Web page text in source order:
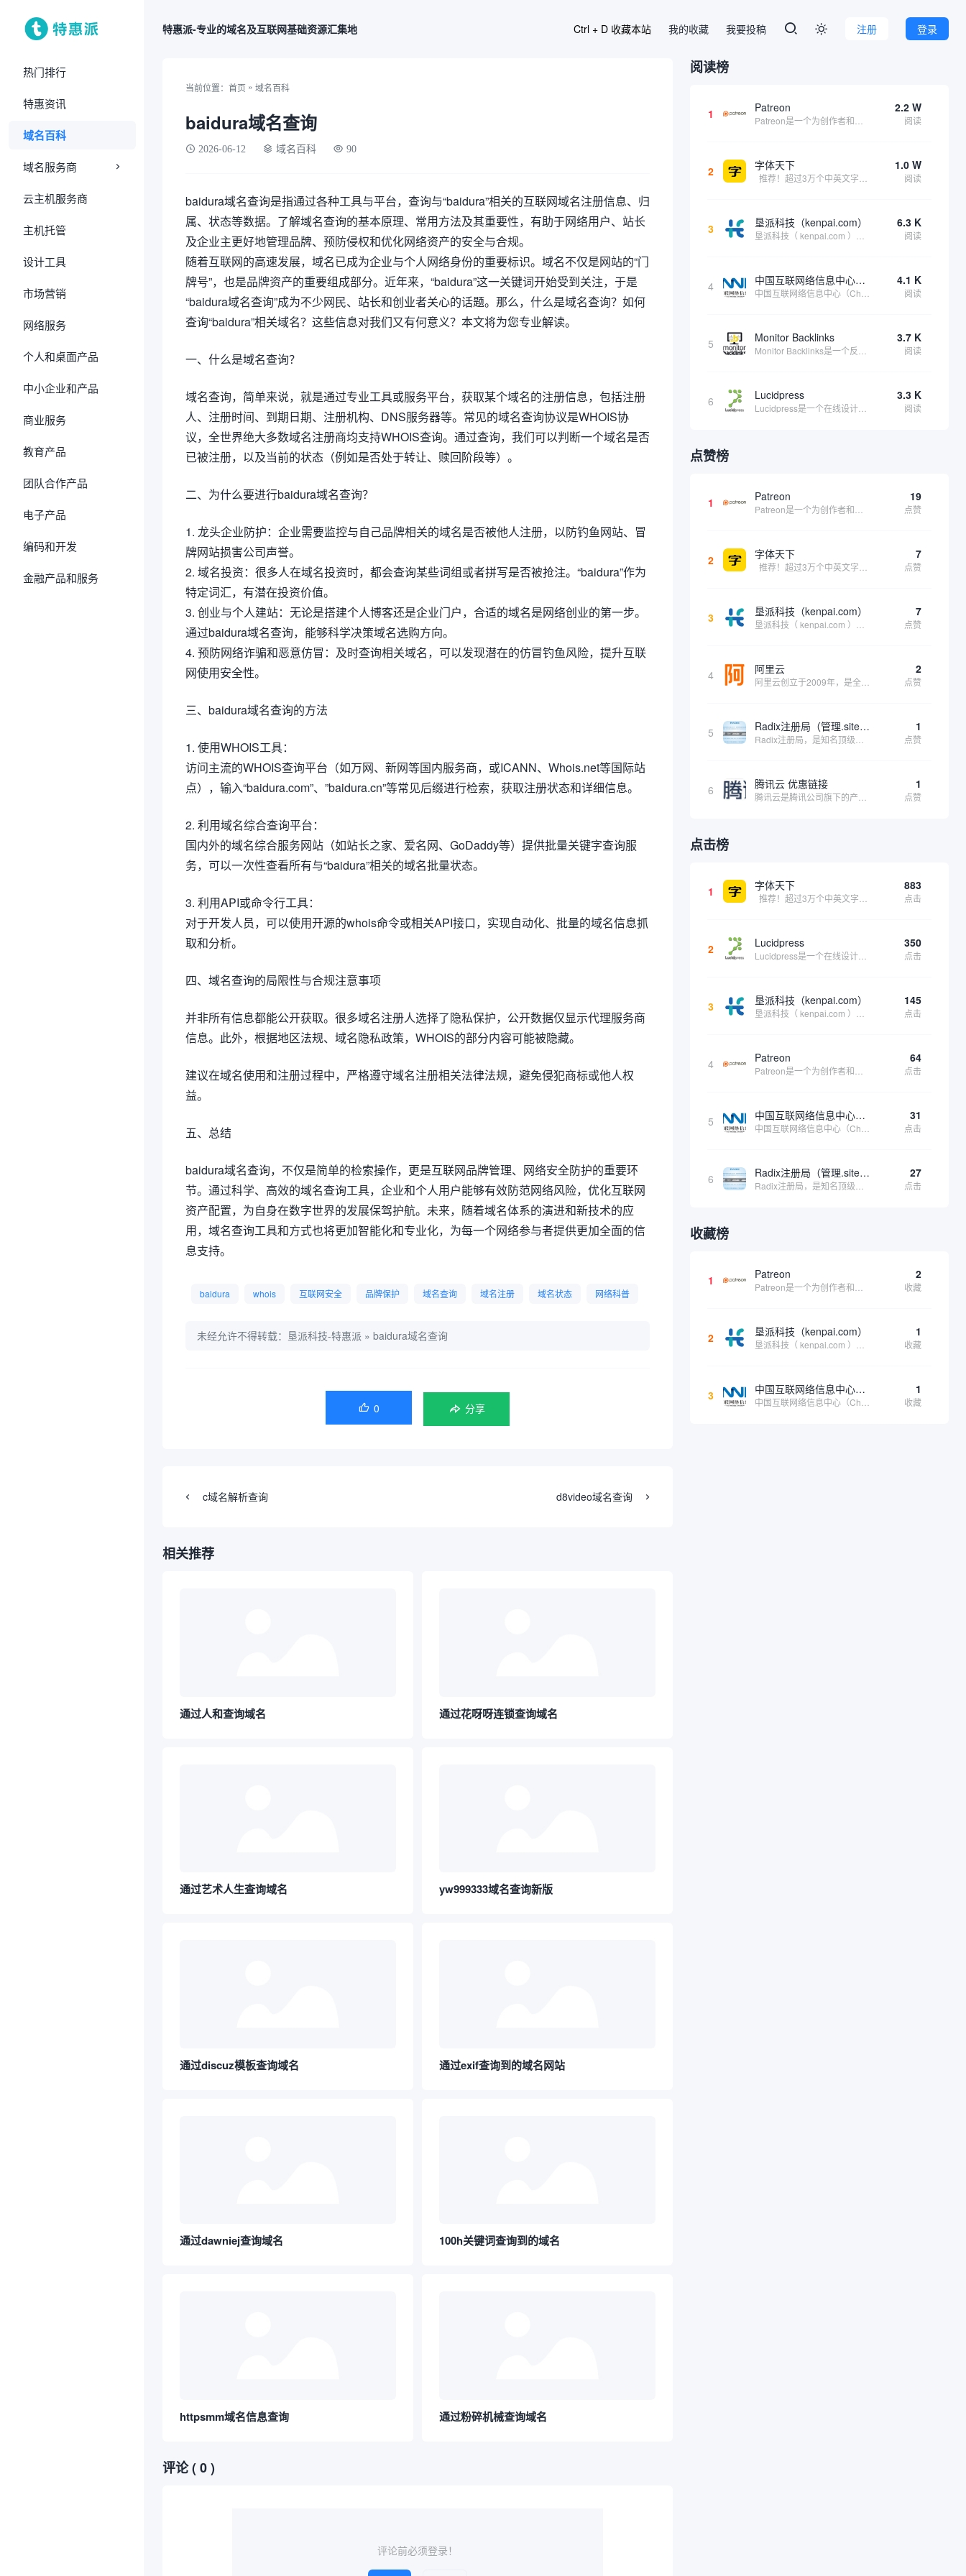
热门排行
特惠资讯
域名百科
域名服务商
云主机服务商
主机托管
设计工具
市场营销
网络服务
个人和桌面产品
中小企业和产品
商业服务
教育产品
团队合作产品
电子产品
编码和开发
金融产品和服务
特惠派-专业的域名及互联网基础资源汇集地 登录
注册

我的收藏 我要投稿
Ctrl + D 收藏本站
当前位置： 首页 » 域名百科
baidura域名查询
2026-06-12 域名百科 90
baidura域名查询是指通过各种工具与平台，查询与“baidura”相关的互联网域名注册信息、归
属、状态等数据。了解域名查询的基本原理、常用方法及其重要性，有助于网络用户、站长
及企业主更好地管理品牌、预防侵权和优化网络资产的安全与合规。
随着互联网的高速发展，域名已成为企业与个人网络身份的重要标识。域名不仅是网站的“门
牌号”，也是品牌资产的重要组成部分。近年来，“baidura”这一关键词开始受到关注，于是
“baidura域名查询”成为不少网民、站长和创业者关心的话题。那么，什么是域名查询？如何
查询“baidura”相关域名？这些信息对我们又有何意义？本文将为您专业解读。
一、什么是域名查询？
域名查询，简单来说，就是通过专业工具或服务平台，获取某个域名的注册信息，包括注册
人、注册时间、到期日期、注册机构、DNS服务器等。常见的域名查询协议是WHOIS协
议，全世界绝大多数域名注册商均支持WHOIS查询。通过查询，我们可以判断一个域名是否
已被注册，以及当前的状态（例如是否处于转让、赎回阶段等）。
二、为什么要进行baidura域名查询？
1. 龙头企业防护：企业需要监控与自己品牌相关的域名是否被他人注册，以防钓鱼网站、冒
牌网站损害公司声誉。
2. 域名投资：很多人在域名投资时，都会查询某些词组或者拼写是否被抢注。“baidura”作为
特定词汇，有潜在投资价值。
3. 创业与个人建站：无论是搭建个人博客还是企业门户，合适的域名是网络创业的第一步。
通过baidura域名查询，能够科学决策域名选购方向。
4. 预防网络诈骗和恶意仿冒：及时查询相关域名，可以发现潜在的仿冒钓鱼风险，提升互联
网使用安全性。
三、baidura域名查询的方法
1. 使用WHOIS工具：
访问主流的WHOIS查询平台（如万网、新网等国内服务商，或ICANN、Whois.net等国际站
点），输入“baidura.com”、”baidura.cn”等常见后缀进行检索，获取注册状态和详细信息。
2. 利用域名综合查询平台：
国内外的域名综合服务网站（如站长之家、爱名网、GoDaddy等）提供批量关键字查询服
务，可以一次性查看所有与“baidura”相关的域名批量状态。
3. 利用API或命令行工具：
对于开发人员，可以使用开源的whois命令或相关API接口，实现自动化、批量的域名信息抓
取和分析。
四、域名查询的局限性与合规注意事项
并非所有信息都能公开获取。很多域名注册人选择了隐私保护，公开数据仅显示代理服务商
信息。此外，根据地区法规、域名隐私政策，WHOIS的部分内容可能被隐藏。
建议在域名使用和注册过程中，严格遵守域名注册相关法律法规，避免侵犯商标或他人权
益。
五、总结
baidura域名查询，不仅是简单的检索操作，更是互联网品牌管理、网络安全防护的重要环
节。通过科学、高效的域名查询工具，企业和个人用户能够有效防范网络风险，优化互联网
资产配置，为自身在数字世界的发展保驾护航。未来，随着域名体系的演进和新技术的应
用，域名查询工具和方式也将更加智能化和专业化，为每一个网络参与者提供更加全面的信
息支持。
baidura whois 互联网安全 品牌保护 域名查询 域名注册 域名状态 网络科普
未经允许不得转载： 垦派科技-特惠派 » baidura域名查询
 0 分享
c域名解析查询 d8video域名查询
相关推荐
通过人和查询域名 通过花呀呀连锁查询域名
通过艺术人生查询域名 yw999333域名查询新版
通过discuz模板查询域名 通过exif查询到的域名网站
通过dawniej查询域名 100h关键词查询到的域名
httpsmm域名信息查询 通过粉碎机械查询域名
评论( 0 )
评论前必须登录！
阅读榜
1 Patreon 2.2 W
阅读
2 字体天下 1.0 W
阅读
3 垦派科技（kenpai.com） 6.3 K
阅读
4 中国互联网络信息中心（CNNIC） 4.1 K
阅读
5 Monitor Backlinks 3.7 K
阅读
6 Lucidpress 3.3 K
阅读
点赞榜
1 Patreon 19
点赞
2 字体天下 7
点赞
3 垦派科技（kenpai.com） 7
点赞
4 阿里云 2
点赞
5 Radix注册局（管理.site、.online等顶级域名） 1
点赞
6 腾讯云 优惠链接 1
点赞
点击榜
1 字体天下 883
点击
2 Lucidpress 350
点击
3 垦派科技（kenpai.com） 145
点击
4 Patreon 64
点击
5 中国互联网络信息中心（CNNIC） 31
点击
6 Radix注册局（管理.site、.online等顶级域名） 27
点击
收藏榜
1 Patreon 2
收藏
2 垦派科技（kenpai.com） 1
收藏
3 中国互联网络信息中心（CNNIC） 1
收藏